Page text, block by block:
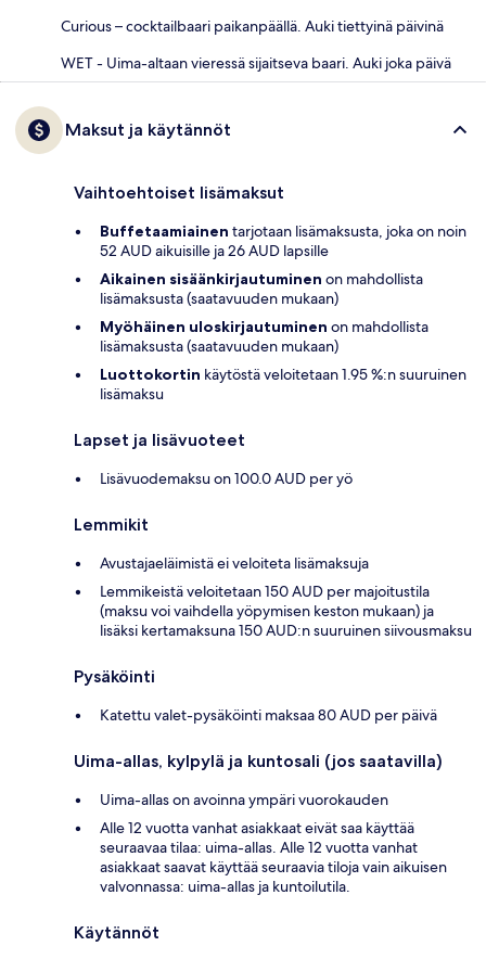
Curious – cocktailbaari paikanpäällä. Auki tiettyinä päivinä
WET - Uima-altaan vieressä sijaitseva baari. Auki joka päivä
Maksut ja käytännöt
Vaihtoehtoiset lisämaksut
Buffetaamiainen tarjotaan lisämaksusta, joka on noin
52 AUD aikuisille ja 26 AUD lapsille
Aikainen sisäänkirjautuminen on mahdollista
lisämaksusta (saatavuuden mukaan)
Myöhäinen uloskirjautuminen on mahdollista
lisämaksusta (saatavuuden mukaan)
Luottokortin käytöstä veloitetaan 1.95 %:n suuruinen
lisämaksu
Lapset ja lisävuoteet
Lisävuodemaksu on 100.0 AUD per yö
Lemmikit
Avustajaeläimistä ei veloiteta lisämaksuja
Lemmikeistä veloitetaan 150 AUD per majoitustila
(maksu voi vaihdella yöpymisen keston mukaan) ja
lisäksi kertamaksuna 150 AUD:n suuruinen siivousmaksu
Pysäköinti
Katettu valet-pysäköinti maksaa 80 AUD per päivä
Uima-allas, kylpylä ja kuntosali (jos saatavilla)
Uima-allas on avoinna ympäri vuorokauden
Alle 12 vuotta vanhat asiakkaat eivät saa käyttää
seuraavaa tilaa: uima-allas. Alle 12 vuotta vanhat
asiakkaat saavat käyttää seuraavia tiloja vain aikuisen
valvonnassa: uima-allas ja kuntoilutila.
Käytännöt